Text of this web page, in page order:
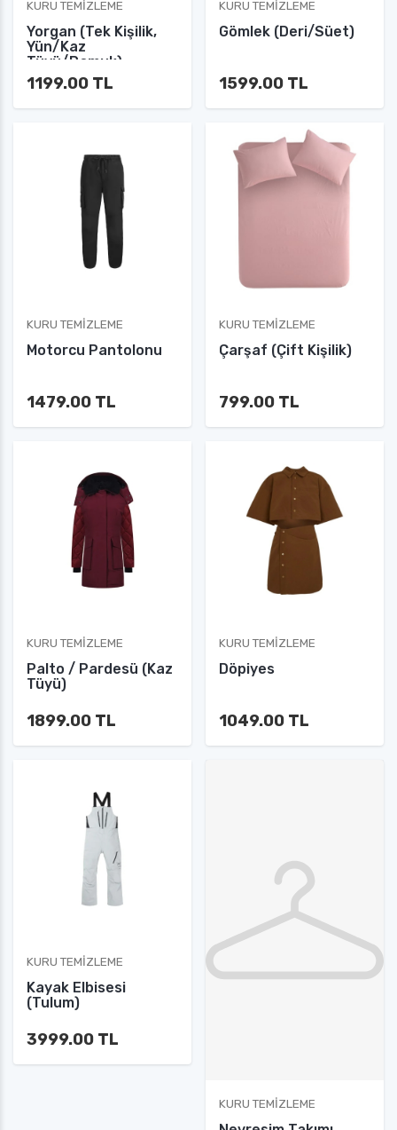
KURU TEMIZLEME
Yorgan (Tek Kişilik,
Yün/Kaz
Tüyü/Pamuk)
1199.00 TL
KURU TEMIZLEME
Gömlek (Deri/Süet)
1599.00 TL
KURU TEMIZLEME
Motorcu Pantolonu
1479.00 TL
KURU TEMIZLEME
Çarşaf (Çift Kişilik)
799.00 TL
KURU TEMIZLEME
Palto / Pardesü (Kaz
Tüyü)
1899.00 TL
KURU TEMIZLEME
Döpiyes
1049.00 TL
KURU TEMIZLEME
Kayak Elbisesi
(Tulum)
3999.00 TL
KURU TEMIZLEME